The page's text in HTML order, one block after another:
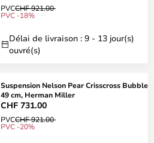
PVCCHF 921.00
PVC -18%
Délai de livraison : 9 - 13 jour(s)
ouvré(s)
Suspension Nelson Pear Crisscross Bubble
49 cm, Herman Miller
CHF 731.00
PVCCHF 921.00
PVC -20%